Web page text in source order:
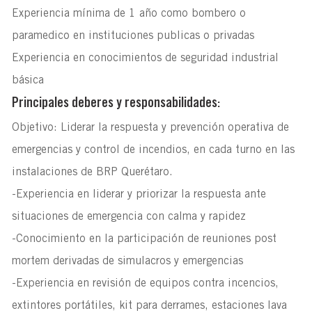
Experiencia mínima de 1 año como bombero o
paramedico en instituciones publicas o privadas
Experiencia en conocimientos de seguridad industrial
básica
Principales deberes y responsabilidades:
Objetivo: Liderar la respuesta y prevención operativa de
emergencias y control de incendios, en cada turno en las
instalaciones de BRP Querétaro.
-Experiencia en liderar y priorizar la respuesta ante
situaciones de emergencia con calma y rapidez
-Conocimiento en la participación de reuniones post
mortem derivadas de simulacros y emergencias
-Experiencia en revisión de equipos contra incencios,
extintores portátiles, kit para derrames, estaciones lava